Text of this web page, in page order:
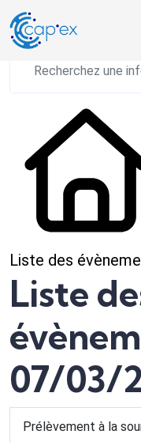
Liste des
Liste
07/03/
Prélèvement à la